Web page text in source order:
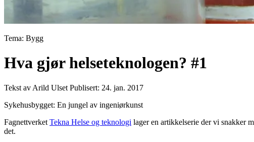
Tema: Bygg
Hva gjør helseteknologen? #1
Tekst av Arild Ulset Publisert: 24. jan. 2017
Sykehusbygget: En jungel av ingeniørkunst
Fagnettverket Tekna Helse og teknologi lager en artikkelserie der vi snakker
det.